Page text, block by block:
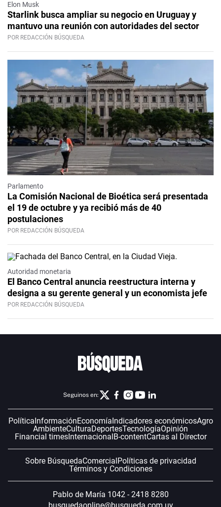
Elon Musk
Starlink busca ampliar su negocio en Uruguay y
mantuvo una reunión con autoridades del sector
POR REDACCIÓN BÚSQUEDA
Parlamento
La Comisión Nacional de Bioética será presentada
el 19 de octubre y ya recibió más de 40
postulaciones
POR REDACCIÓN BÚSQUEDA
Autoridad monetaria
El Banco Central anuncia reestructura interna y
designa a su gerente general y un economista jefe
POR REDACCIÓN BÚSQUEDA
Seguinos en:
PolíticaInformaciónEconomíaIndicadores económicosAgro
AmbienteCulturaDeportesTecnologíaOpinión
Financial timesInternacionalB-contentCartas al Director
Sobre BúsquedaComercialPolíticas de privacidad
Términos y Condiciones
Pablo de María 1042 - 2418 8280